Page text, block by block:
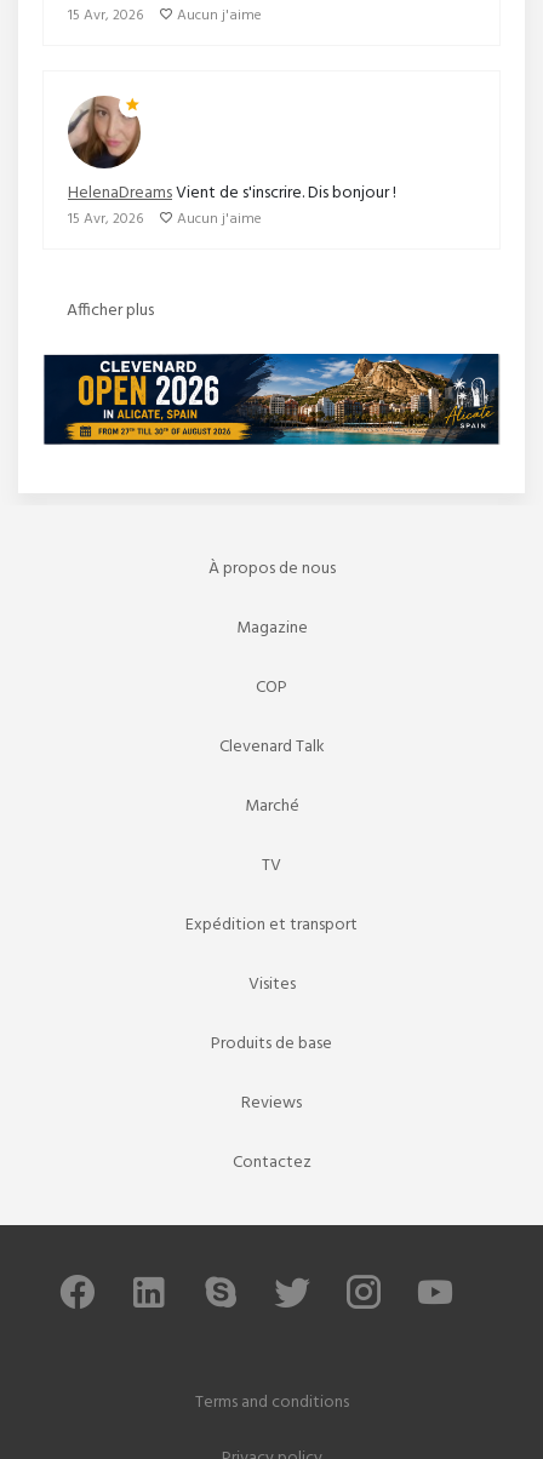
15 Avr, 2026 Aucun j'aime
HelenaDreamsVient de s'inscrire. Dis bonjour !
15 Avr, 2026 Aucun j'aime
Afficher plus
À propos de nous
Magazine
COP
Clevenard Talk
Marché
TV
Expédition et transport
Visites
Produits de base
Reviews
Contactez
Terms and conditions